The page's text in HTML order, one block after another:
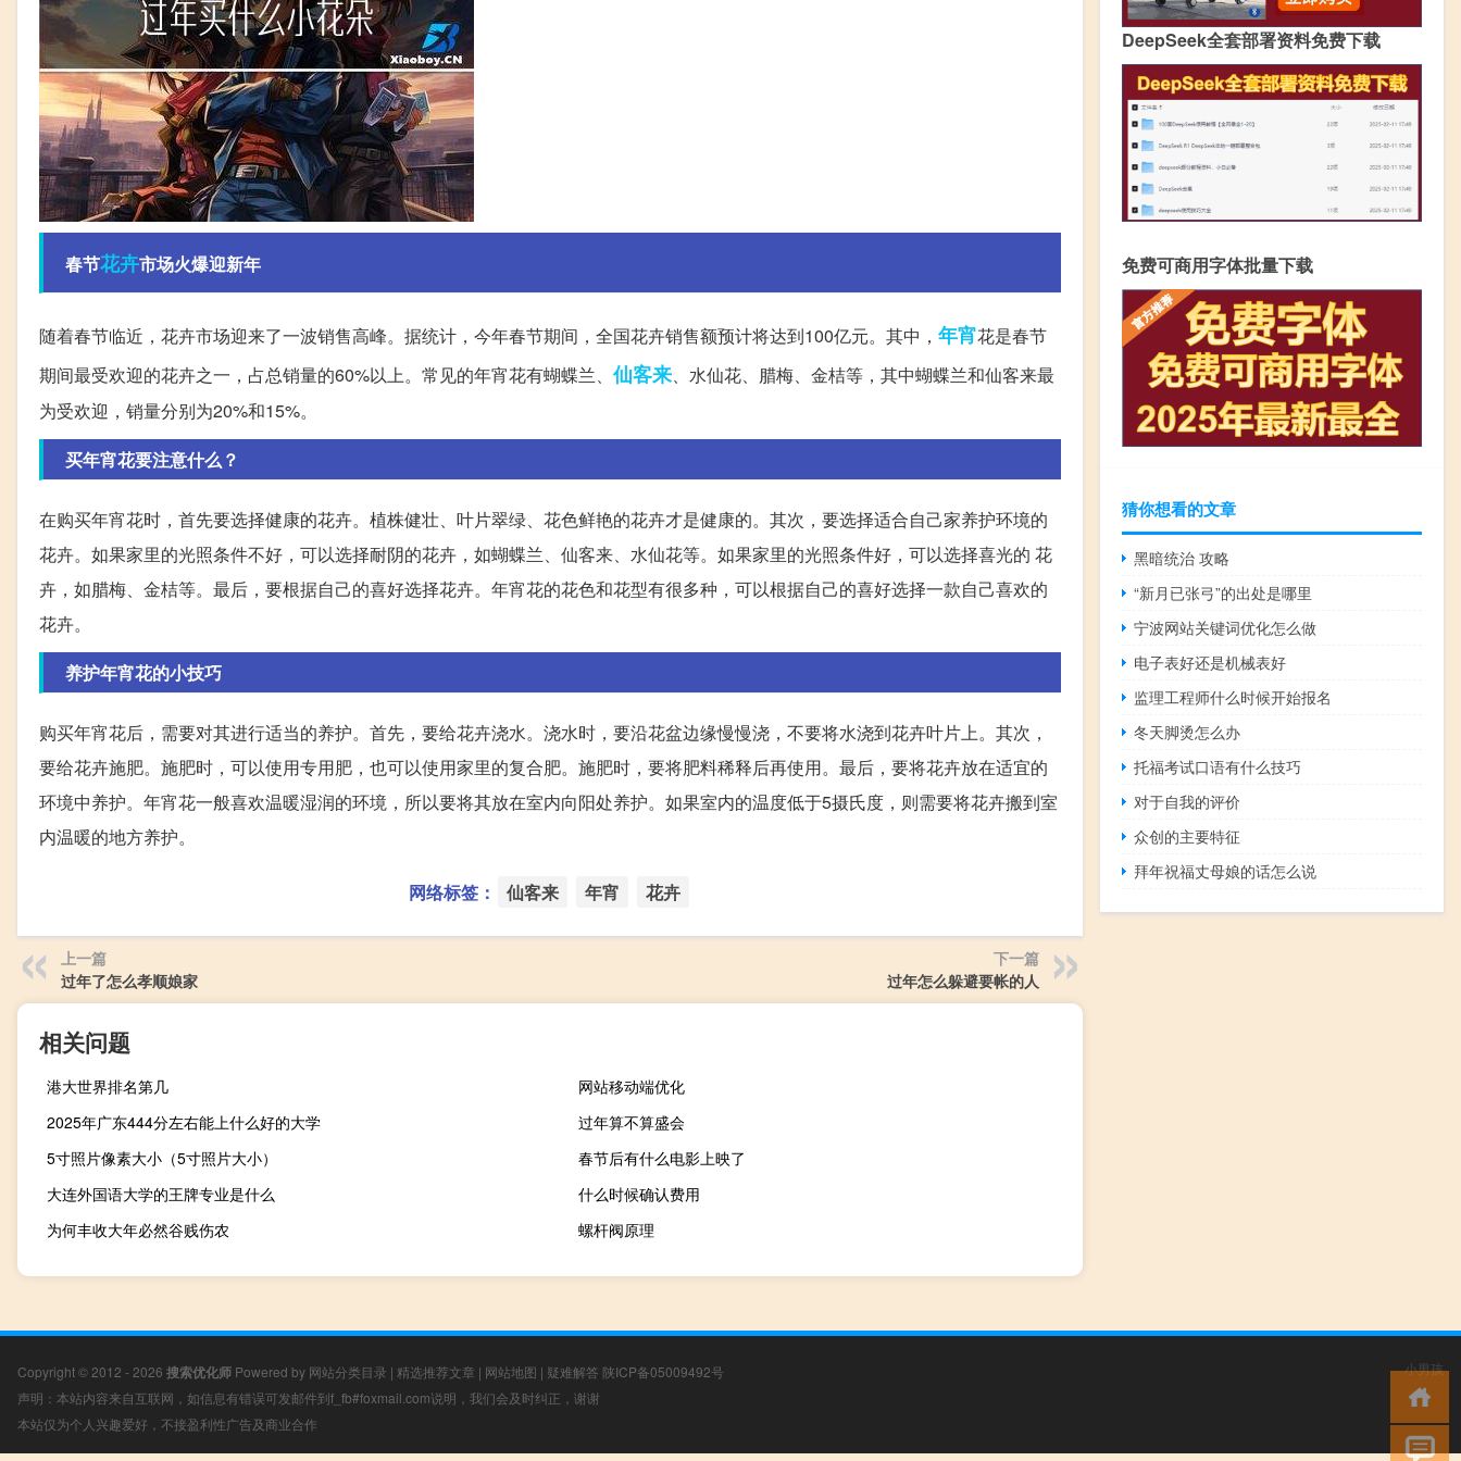
春节花卉市场火爆迎新年
随着春节临近，花卉市场迎来了一波销售高峰。据统计，今年春节期间，全国花卉销售额预计将达到100亿元。其中， 年宵花是春节
期间最受欢迎的花卉之一，占总销量的60%以上。常见的年宵花有蝴蝶兰、 仙客来、水仙花、腊梅、金桔等，其中蝴蝶兰和仙客来最
为受欢迎，销量分别为20%和15%。
买年宵花要注意什么？
在购买年宵花时，首先要选择健康的花卉。植株健壮、叶片翠绿、花色鲜艳的花卉才是健康的。其次，要选择适合自己家养护环境的
花卉。如果家里的光照条件不好，可以选择耐阴的花卉，如蝴蝶兰、仙客来、水仙花等。如果家里的光照条件好，可以选择喜光的 花
卉，如腊梅、金桔等。最后，要根据自己的喜好选择花卉。年宵花的花色和花型有很多种，可以根据自己的喜好选择一款自己喜欢的
花卉。
养护年宵花的小技巧
购买年宵花后，需要对其进行适当的养护。首先，要给花卉浇水。浇水时，要沿花盆边缘慢慢浇，不要将水浇到花卉叶片上。其次，
要给花卉施肥。施肥时，可以使用专用肥，也可以使用家里的复合肥。施肥时，要将肥料稀释后再使用。最后，要将花卉放在适宜的
环境中养护。年宵花一般喜欢温暖湿润的环境，所以要将其放在室内向阳处养护。如果室内的温度低于5摄氏度，则需要将花卉搬到室
内温暖的地方养护。
网络标签： 仙客来 年宵 花卉
上一篇
过年了怎么孝顺娘家
下一篇
过年怎么躲避要帐的人
相关问题
港大世界排名第几
网站移动端优化
2025年广东444分左右能上什么好的大学
过年算不算盛会
5寸照片像素大小（5寸照片大小）
春节后有什么电影上映了
大连外国语大学的王牌专业是什么
什么时候确认费用
为何丰收大年必然谷贱伤农
螺杆阀原理
DeepSeek全套部署资料免费下载
免费可商用字体批量下载
猜你想看的文章
黑暗统治 攻略
“新月已张弓”的出处是哪里
宁波网站关键词优化怎么做
电子表好还是机械表好
监理工程师什么时候开始报名
冬天脚烫怎么办
托福考试口语有什么技巧
对于自我的评价
众创的主要特征
拜年祝福丈母娘的话怎么说
Copyright © 2012 - 2026 搜索优化师 Powered by 网站分类目录 | 精选推荐文章 | 网站地图 | 疑难解答 陕ICP备05009492号
声明：本站内容来自互联网，如信息有错误可发邮件到f_fb#foxmail.com说明，我们会及时纠正，谢谢
本站仅为个人兴趣爱好，不接盈利性广告及商业合作
小男孩